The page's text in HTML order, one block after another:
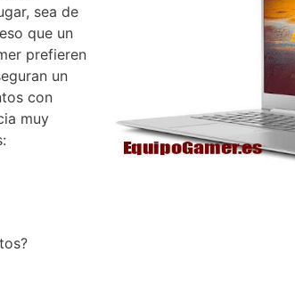
sea de
que un
prefieren
un
con
muy